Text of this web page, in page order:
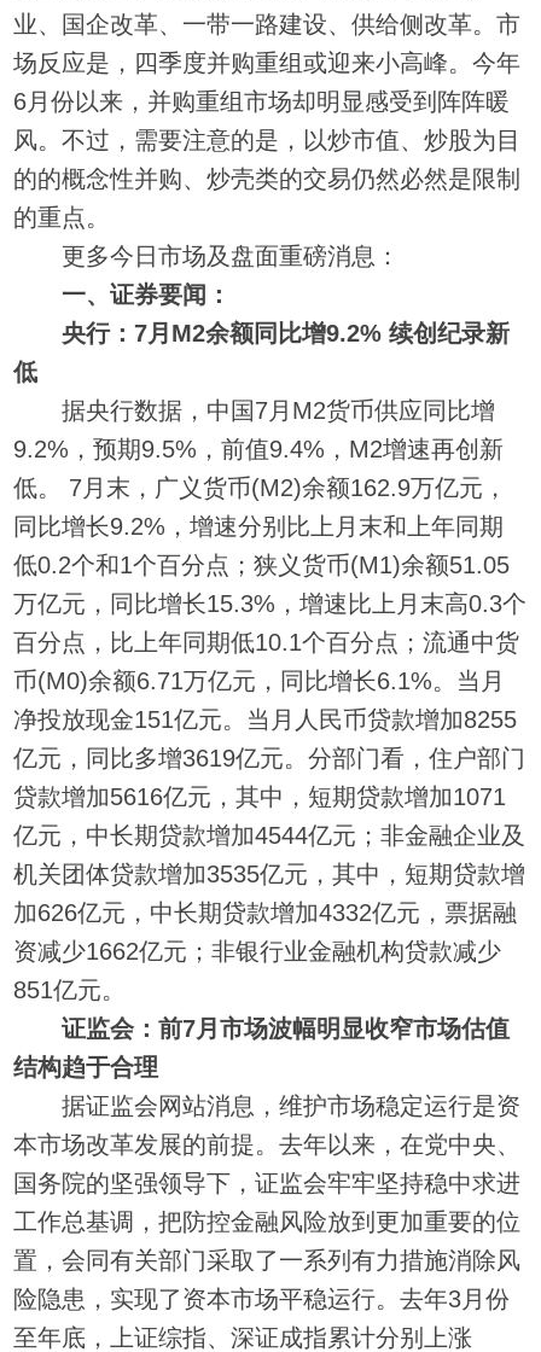
业、国企改革、一带一路建设、供给侧改革。市
场反应是，四季度并购重组或迎来小高峰。今年
6月份以来，并购重组市场却明显感受到阵阵暖
风。不过，需要注意的是， 以炒市值、炒股为目
的的概念性并购、炒壳类的交易仍然必然是限制
的重点。
更多今日市场及盘面重磅消息：
一、证券要闻：
央行：7月M2余额同比增9.2% 续创纪录新
低
据央行数据，中国7月M2货币供应同比增
9.2%，预期9.5%，前值9.4%，M2增速再创新
低。 7月末，广义货币(M2)余额162.9万亿元，
同比增长9.2%，增速分别比上月末和上年同期
低0.2个和1个百分点；狭义货币(M1)余额51.05
万亿元，同比增长15.3%，增速比上月末高0.3个
百分点，比上年同期低10.1个百分点；流通中货
币(M0)余额6.71万亿元，同比增长6.1%。当月
净投放现金151亿元。当月人民币贷款增加8255
亿元，同比多增3619亿元。分部门看，住户部门
贷款增加5616亿元，其中，短期贷款增加1071
亿元，中长期贷款增加4544亿元；非金融企业及
机关团体贷款增加3535亿元，其中，短期贷款增
加626亿元，中长期贷款增加4332亿元，票据融
资减少1662亿元；非银行业金融机构贷款减少
851亿元。
证监会：前7月市场波幅明显收窄市场估值
结构趋于合理
据证监会网站消息，维护市场稳定运行是资
本市场改革发展的前提。去年以来，在党中央、
国务院的坚强领导下，证监会牢牢坚持稳中求进
工作总基调，把防控金融风险放到更加重要的位
置，会同有关部门采取了一系列有力措施消除风
险隐患，实现了资本市场平稳运行。去年3月份
至年底，上证综指、深证成指累计分别上涨